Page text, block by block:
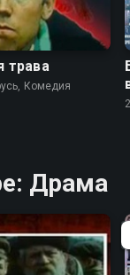
трава
Комедия
Драма